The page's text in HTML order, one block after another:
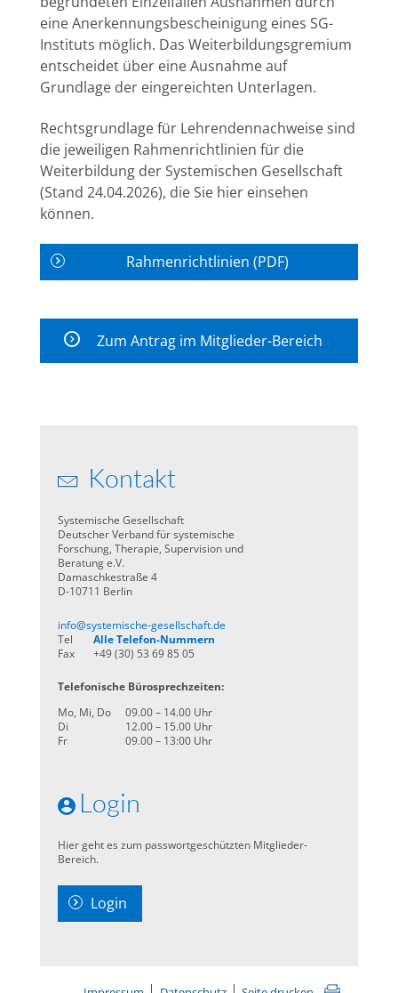
eine Anerkennungsbescheinigung eines SG-
Instituts möglich. Das Weiterbildungsgremium
entscheidet über eine Ausnahme auf
Grundlage der eingereichten Unterlagen.
Rechtsgrundlage für Lehrendennachweise sind
die jeweiligen Rahmenrichtlinien für die
Weiterbildung der Systemischen Gesellschaft
(Stand 24.04.2026), die Sie hier einsehen
können.
Rahmenrichtlinien (PDF)
Zum Antrag im Mitglieder-Bereich
Kontakt
Systemische Gesellschaft
Deutscher Verband für systemische
Forschung, Therapie, Supervision und
Beratung e.V.
Damaschkestraße 4
D-10711 Berlin
info@systemische-gesellschaft.de
Tel
Alle Telefon-Nummern
Fax
+49 (30) 53 69 85 05
Telefonische Bürosprechzeiten:
Mo, Mi, Do
09.00 – 14.00 Uhr
Di
12.00 – 15.00 Uhr
Fr
09.00 – 13:00 Uhr
Login
Hier geht es zum passwortgeschützten Mitglieder-
Bereich.
Login